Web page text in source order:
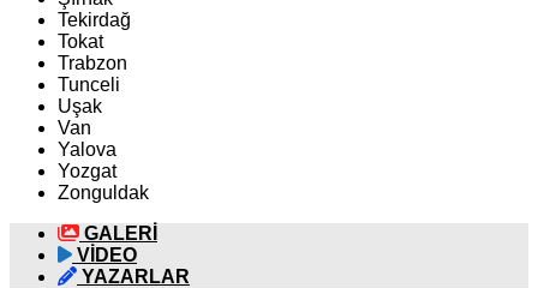
Tekirdağ
Tokat
Trabzon
Tunceli
Uşak
Van
Yalova
Yozgat
Zonguldak
GALERİ
VİDEO
YAZARLAR